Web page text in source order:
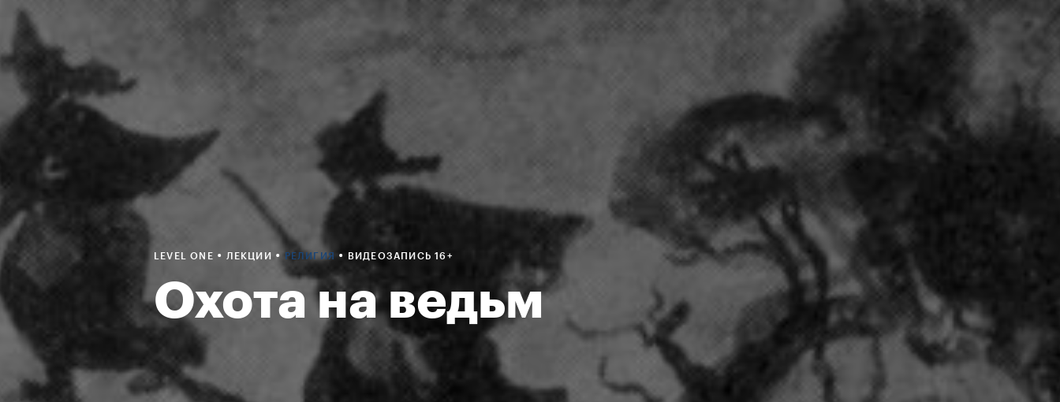
LEVEL ONE • ЛЕКЦИИ • РЕЛИГИЯ • ВИДЕОЗАПИСЬ 16+
Охота на ведьм